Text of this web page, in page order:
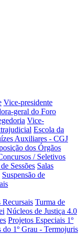
Vice-presidente
geral do Foro
Vice-
Escola da
Auxiliares - CGJ
dos Órgãos
/ Seletivos
Sessões Salas
Suspensão de
Recursais Turma de
Núcleos de Justiça 4.0
Projetos Especiais 1º
do 1º Grau - Termojuris